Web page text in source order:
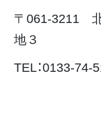
〒061-3211
地３
TEL：0133-